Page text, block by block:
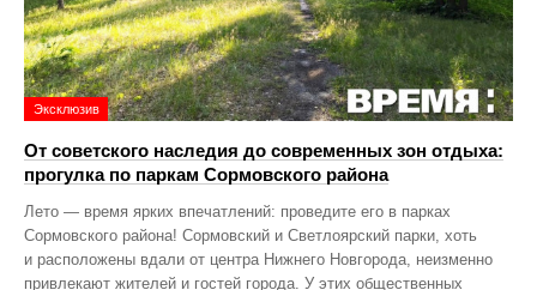
Эксклюзив
От советского наследия до современных зон отдыха:
прогулка по паркам Сормовского района
Лето — время ярких впечатлений: проведите его в парках
Сормовского района! Сормовский и Светлоярский парки, хоть
и расположены вдали от центра Нижнего Новгорода, неизменно
привлекают жителей и гостей города. У этих общественных